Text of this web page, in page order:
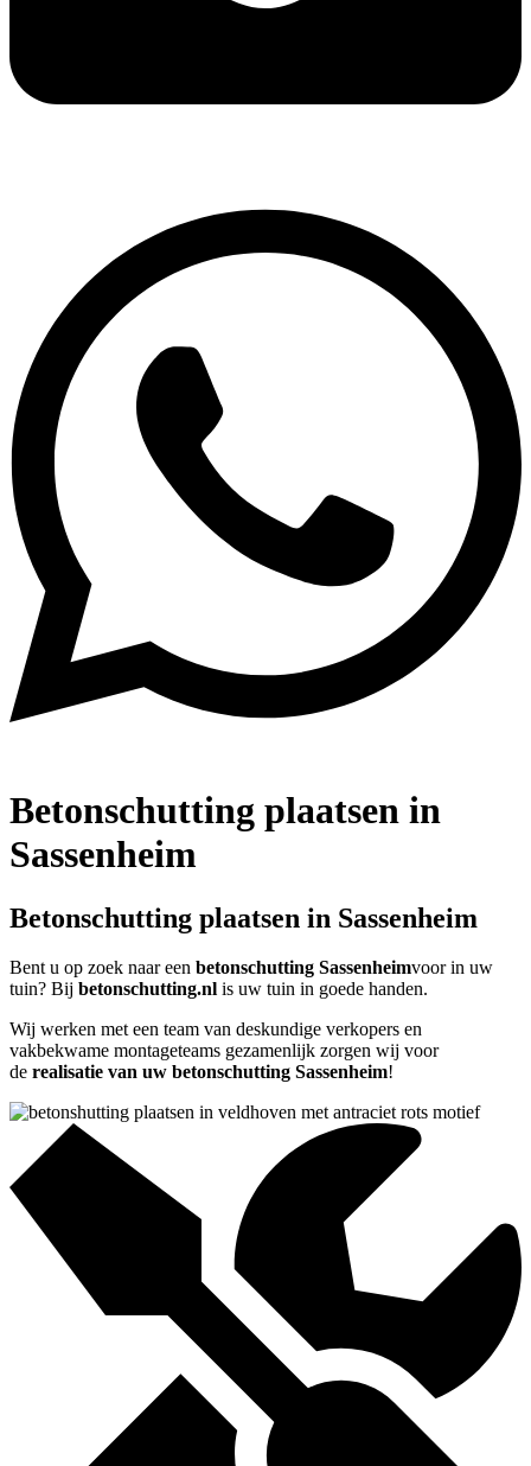
Betonschutting plaatsen in
Sassenheim
Betonschutting plaatsen in Sassenheim
Bent u op zoek naar een betonschutting Sassenheimvoor in uw
tuin? Bij betonschutting.nl is uw tuin in goede handen.
Wij werken met een team van deskundige verkopers en
vakbekwame montageteams gezamenlijk zorgen wij voor
de realisatie van uw betonschutting Sassenheim!